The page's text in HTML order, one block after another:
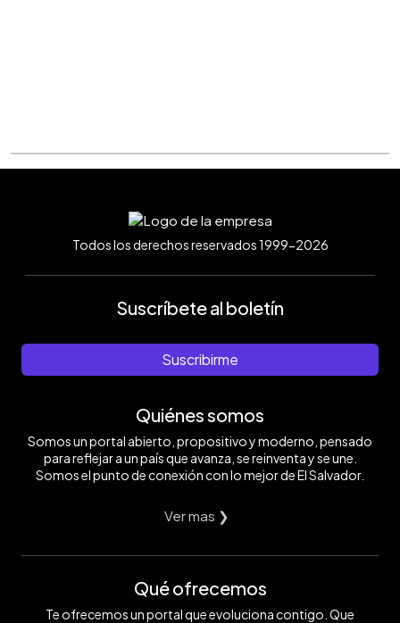
Todos los derechos reservados 1999-2026
Suscríbete al boletín
Suscribirme
Quiénes somos
Somos un portal abierto, propositivo y moderno, pensado
para reflejar a un país que avanza, se reinventa y se une.
Somos el punto de conexión con lo mejor de El Salvador.
Ver mas ❯
Qué ofrecemos
Te ofrecemos un portal que evoluciona contigo. Que